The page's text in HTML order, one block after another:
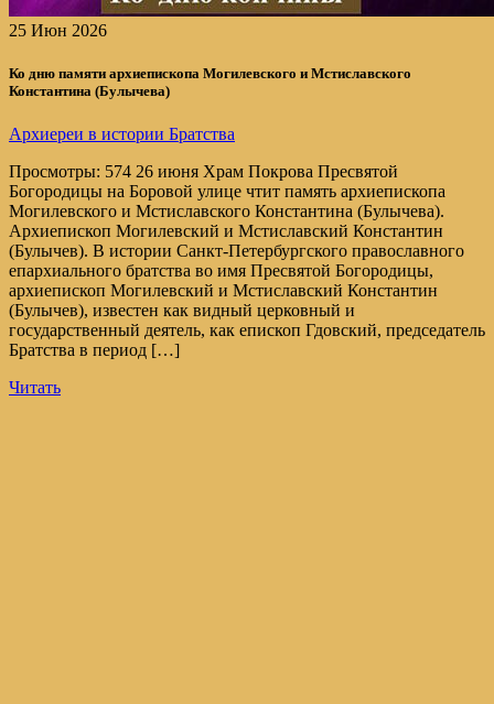
25 Июн 2026
Ко дню памяти архиепископа Могилевского и Мстиславского
Константина (Булычева)
Архиереи в истории Братства
Просмотры: 574 26 июня Храм Покрова Пресвятой
Богородицы на Боровой улице чтит память архиепископа
Могилевского и Мстиславского Константина (Булычева).
Архиепископ Могилевский и Мстиславский Константин
(Булычев). В истории Санкт-Петербургского православного
епархиального братства во имя Пресвятой Богородицы,
архиепископ Могилевский и Мстиславский Константин
(Булычев), известен как видный церковный и
государственный деятель, как епископ Гдовский, председатель
Братства в период […]
Читать